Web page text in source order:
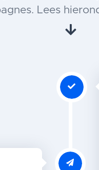
Lees